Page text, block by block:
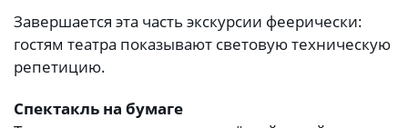
Завершается эта часть экскурсии феерически:
гостям театра показывают световую техническую
репетицию.
Спектакль на бумаге